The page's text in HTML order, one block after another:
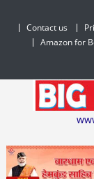
content
Contact us
Amazon for